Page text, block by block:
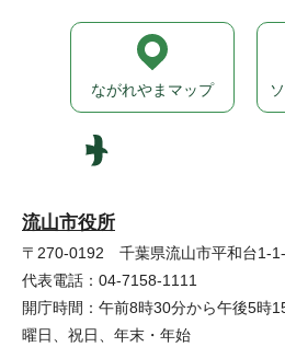
流山市役所
〒270-0192 千葉県流山市平和台1-
代表電話：04-7158-1111
開庁時間：午前8時30分から午後5時
曜日、祝日、年末・年始
ながれやまマップ